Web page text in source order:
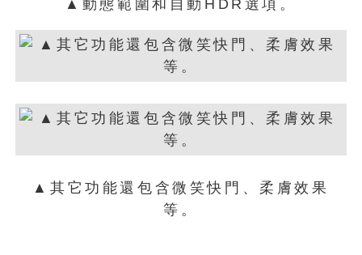
▲動態範圍和自動HDR選項。
▲其它功能還包含微笑快門、柔膚效果
等。